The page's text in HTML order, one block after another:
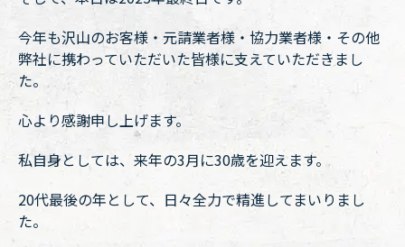
今年も沢山のお客様・元請業者様・協力業者様・その他
弊社に携わっていただいた皆様に支えていただきまし
た。
心より感謝申し上げます。
私自身としては、来年の3月に30歳を迎えます。
20代最後の年として、日々全力で精進してまいりまし
た。